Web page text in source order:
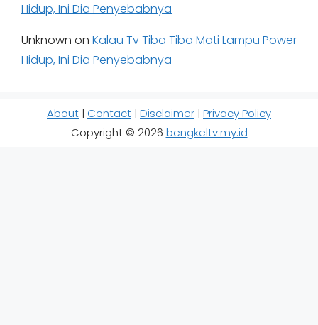
Hidup, Ini Dia Penyebabnya
Unknown on Kalau Tv Tiba Tiba Mati Lampu Power
Hidup, Ini Dia Penyebabnya
About | Contact | Disclaimer | Privacy Policy
Copyright © 2026 bengkeltv.my.id